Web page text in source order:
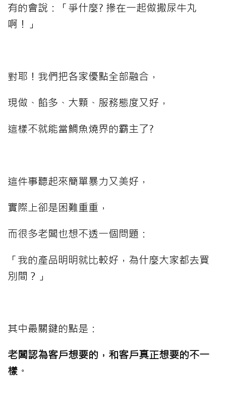
有的會說：「爭什麼? 摻在一起做撒尿牛丸
啊！」
對耶！我們把各家優點全部融合，
現做、餡多、大顆、服務態度又好，
這樣不就能當鯛魚燒界的霸主了?
這件事聽起來簡單暴力又美好，
實際上卻是困難重重，
而很多老闆也想不透一個問題：
「我的產品明明就比較好，為什麼大家都去買
別間？」
其中最關鍵的點是：
老闆認為客戶想要的，和客戶真正想要的不一
樣 。